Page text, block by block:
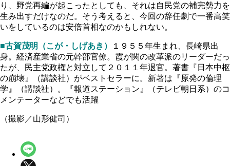
り、野党再編が起こったとしても、それは自民党の補完勢力を
生み出すだけなのだ。そう考えると、今回の辞任劇で一番高笑
いをしているのは安倍首相なのかもしれない。
■古賀茂明（こが・しげあき）
１９５５年生まれ、長崎県出
身。経済産業省の元幹部官僚。霞が関の改革派のリーダーだっ
たが、民主党政権と対立して２０１１年退官。著書『日本中枢
の崩壊』（講談社）がベストセラーに。新著は『原発の倫理
学』（講談社）。『報道ステーション』（テレビ朝日系）のコ
メンテーターなどでも活躍
（撮影／山形健司）